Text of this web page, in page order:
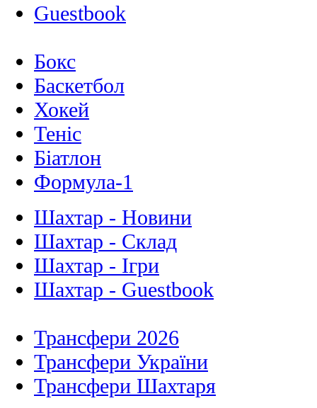
Guestbook
Бокс
Баскетбол
Хокей
Теніс
Біатлон
Формула-1
Шахтар - Новини
Шахтар - Склад
Шахтар - Ігри
Шахтар - Guestbook
Трансфери 2026
Трансфери України
Трансфери Шахтаря